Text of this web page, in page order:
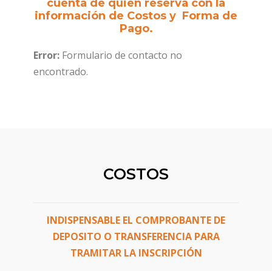
cuenta de quien reserva con la
información de Costos y Forma de
Pago.
Error: Formulario de contacto no
encontrado.
COSTOS
INDISPENSABLE EL COMPROBANTE DE
DEPOSITO O TRANSFERENCIA PARA
TRAMITAR LA INSCRIPCIÓN